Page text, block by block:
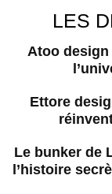
LES
Atoo design
Ettore
Le bunker de
l’histoire